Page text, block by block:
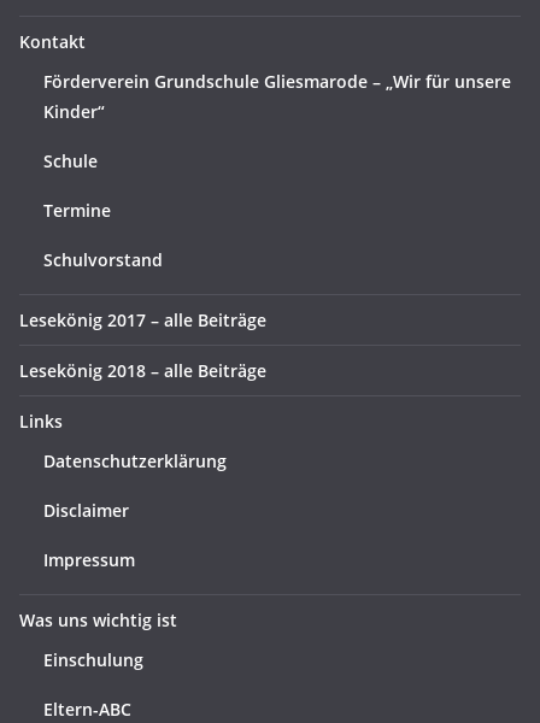
Kontakt
Förderverein Grundschule Gliesmarode – „Wir für unsere
Kinder“
Schule
Termine
Schulvorstand
Lesekönig 2017 – alle Beiträge
Lesekönig 2018 – alle Beiträge
Links
Datenschutzerklärung
Disclaimer
Impressum
Was uns wichtig ist
Einschulung
Eltern-ABC